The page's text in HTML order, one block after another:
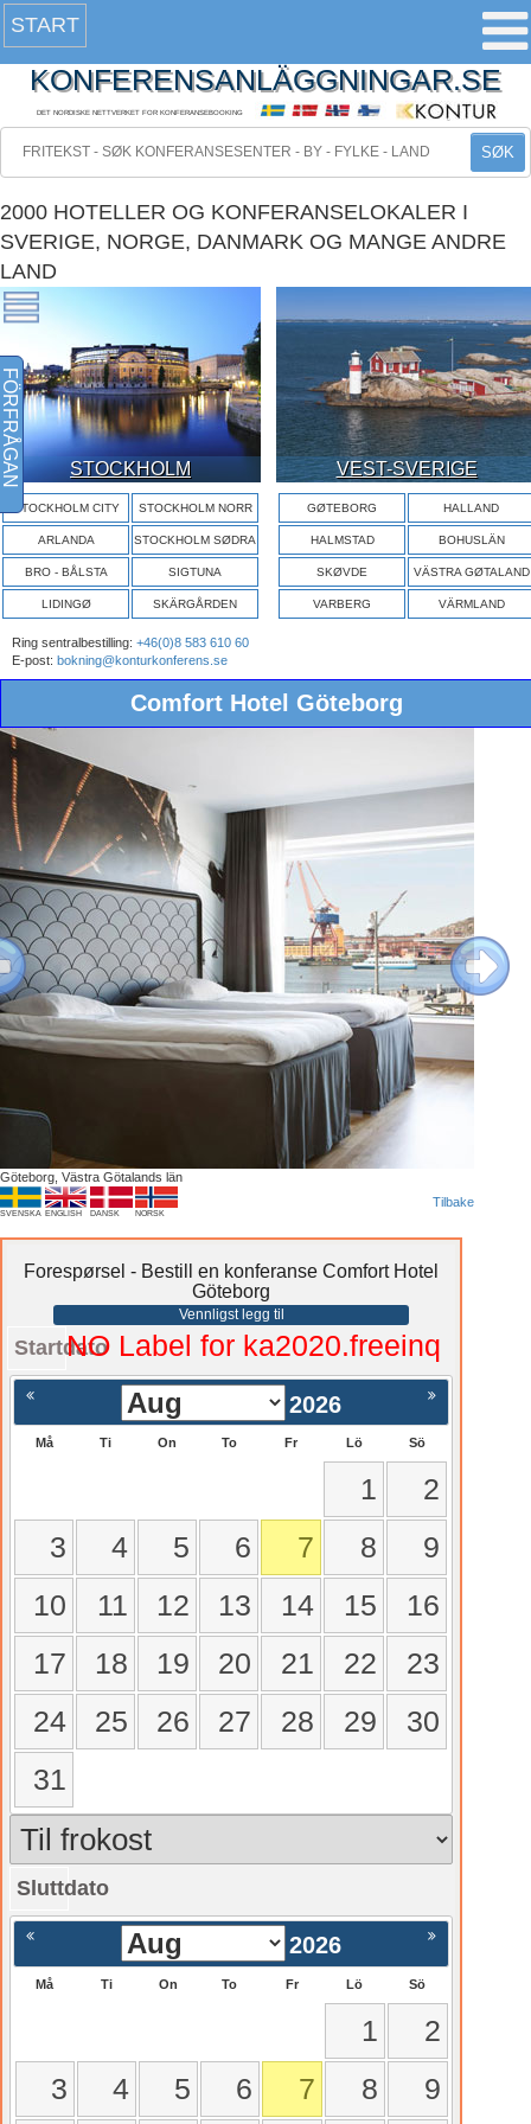
START
KONFERENSANLÄGGNINGAR.SE
DET NORDISKE NETTVERKET FOR KONFERANSEBOOKING
SØK
2000 HOTELLER OG KONFERANSELOKALER I
SVERIGE, NORGE, DANMARK OG MANGE ANDRE
LAND
STOCKHOLM
STOCKHOLM CITY STOCKHOLM NORR
ARLANDA STOCKHOLM SØDRA
BRO - BÅLSTA SIGTUNA
LIDINGØ SKÄRGÅRDEN
VEST-SVERIGE
GØTEBORG HALLAND
HALMSTAD BOHUSLÄN
SKØVDE VÄSTRA GØTALAND
VARBERG VÄRMLAND
Ring sentralbestilling: +46(0)8 583 610 60
E-post: bokning@konturkonferens.se
Comfort Hotel Göteborg
Next
Göteborg, Västra Götalands län
SVENSKA ENGLISH DANSK NORSK
Tilbake
FÖRFRÅGAN
Forespørsel - Bestill en konferanse Comfort Hotel
Göteborg
Vennligst legg til
StartdatoNO Label for ka2020.freeinq
2026
Må Ti On To Fr Lö Sö
1
2
3
4 5 6 7 8
9
10
11 12 13 14 15
16
17
18 19 20 21 22
23
24
25 26 27 28 29
30
31
Sluttdato
Nästa >
2026
Må Ti On To Fr Lö Sö
1
2
3
4 5 6 7 8 9